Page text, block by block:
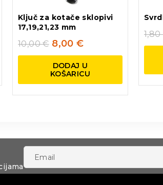
Ključ za kotače sklopivi
17,19,21,23 mm
10,00€ 8,00€
DODAJ U
KOŠARICU
1,80